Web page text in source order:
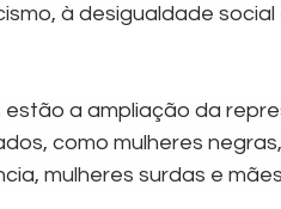
à desigualdade
a ampliação da
como mulheres
mulheres surdas e